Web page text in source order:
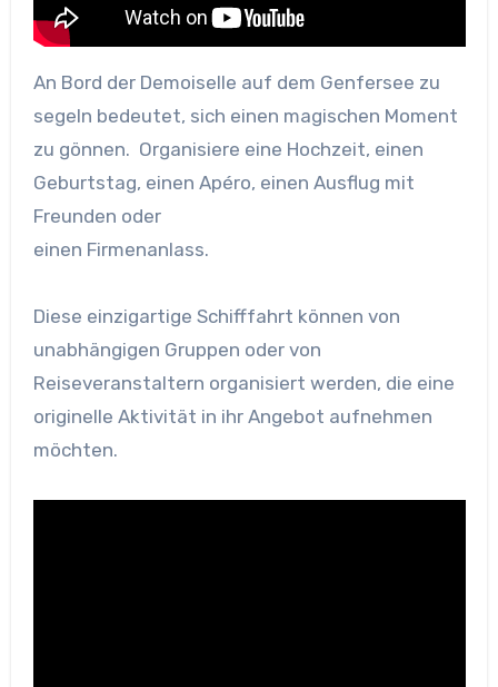
An Bord der Demoiselle auf dem Genfersee zu
segeln bedeutet, sich einen magischen Moment
zu gönnen. Organisiere eine Hochzeit, einen
Geburtstag, einen Apéro, einen Ausflug mit
Freunden oder
einen Firmenanlass.
Diese einzigartige Schifffahrt können von
unabhängigen Gruppen oder von
Reiseveranstaltern organisiert werden, die eine
originelle Aktivität in ihr Angebot aufnehmen
möchten.